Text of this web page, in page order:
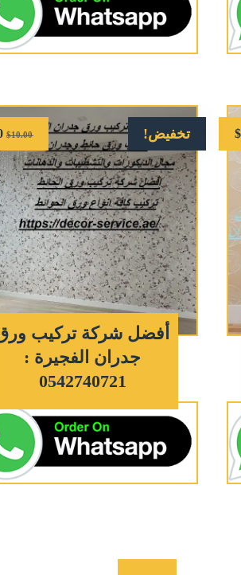
$ تخفيض!
أفضل شركة تركيب
جدران الفجيرة :
0542740721
$10.00